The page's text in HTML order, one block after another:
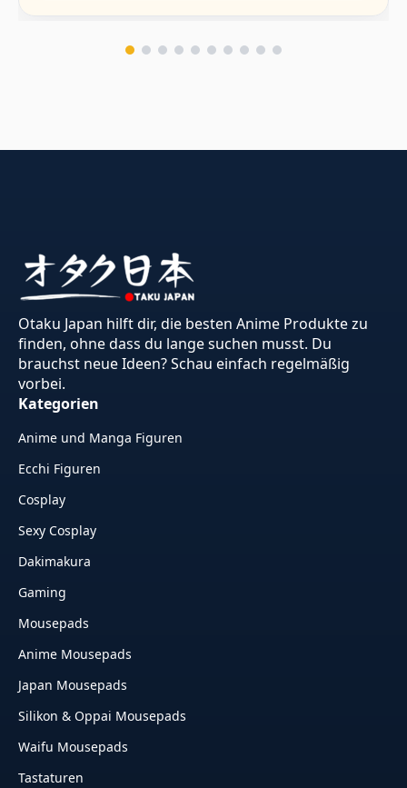
Otaku Japan hilft dir, die besten Anime Produkte zu
finden, ohne dass du lange suchen musst. Du
brauchst neue Ideen? Schau einfach regelmäßig
vorbei.
Kategorien
Anime und Manga Figuren
Ecchi Figuren
Cosplay
Sexy Cosplay
Dakimakura
Gaming
Mousepads
Anime Mousepads
Japan Mousepads
Silikon & Oppai Mousepads
Waifu Mousepads
Tastaturen